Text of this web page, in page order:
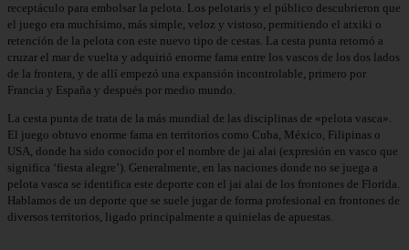
receptáculo para embolsar la pelota. Los pelotaris y el público descubrieron que
el juego era muchísimo, más simple, veloz y vistoso, permitiendo el atxiki o
retención de la pelota con este nuevo tipo de cestas. La cesta punta retornó a
cruzar el mar de vuelta y adquirió enorme fama entre los vascos de los dos lados
de la frontera, y de allí empezó una expansión incontrolable, primero por
Francia y España y después por medio mundo.
La cesta punta de trata de la más mundial de las disciplinas de «pelota vasca».
El juego obtuvo enorme fama en territorios como Cuba, México, Filipinas o
USA, donde ha sido conocido por el nombre de jai alai (expresión en vasco que
significa ‘fiesta alegre’). Generalmente, en las naciones donde no se juega a
pelota vasca se identifica este deporte con el jai alai de los frontones de Florida.
Hablamos de un deporte que se suele jugar de forma profesional en frontones de
diversos territorios, ligado principalmente a quinielas de apuestas.